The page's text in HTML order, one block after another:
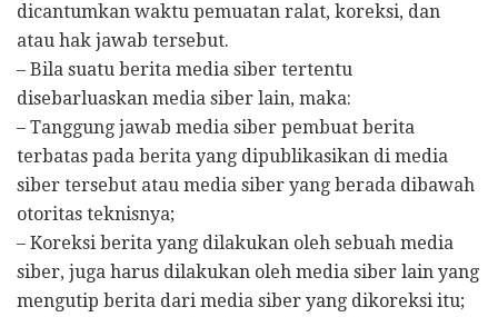
dicantumkan waktu pemuatan ralat, koreksi, dan
atau hak jawab tersebut.
– Bila suatu berita media siber tertentu
disebarluaskan media siber lain, maka:
– Tanggung jawab media siber pembuat berita
terbatas pada berita yang dipublikasikan di media
siber tersebut atau media siber yang berada dibawah
otoritas teknisnya;
– Koreksi berita yang dilakukan oleh sebuah media
siber, juga harus dilakukan oleh media siber lain yang
mengutip berita dari media siber yang dikoreksi itu;